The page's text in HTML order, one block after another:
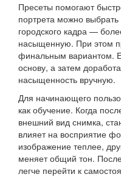
Пресеты помогают
портрета можно
городского кадра —
насыщенную. При этом
финальным вариантом.
основу, а затем
насыщенность вручную.
Для начинающего
как обучение. Когда
внешний вид снимка,
влияет на восприятие
изображение теплее,
меняет общий тон.
легче перейти к